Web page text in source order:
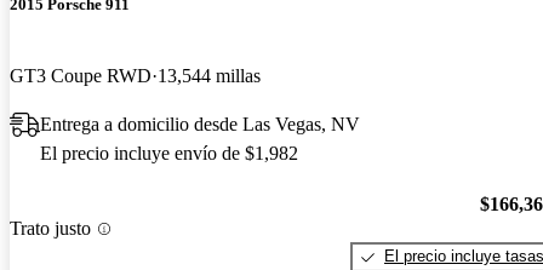
2015 Porsche 911
GT3 Coupe RWD 13,544 millas
Entrega a domicilio desde Las Vegas, NV
El precio incluye envío de $1,982
Trato justo
El precio incluye tasas